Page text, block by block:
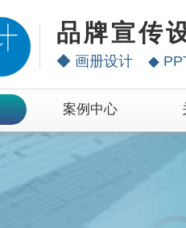
品牌宣传
◆ 画册设计 ◆
案例中心